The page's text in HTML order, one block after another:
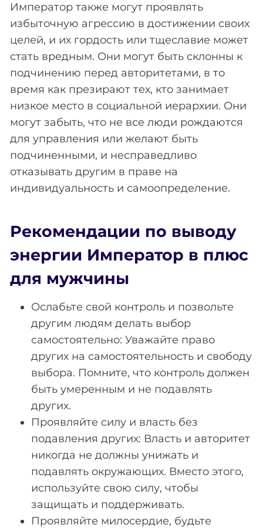
Император также могут проявлять
избыточную агрессию в достижении своих
целей, и их гордость или тщеславие может
стать вредным. Они могут быть склонны к
подчинению перед авторитетами, в то
время как презирают тех, кто занимает
низкое место в социальной иерархии. Они
могут забыть, что не все люди рождаются
для управления или желают быть
подчиненными, и несправедливо
отказывать другим в праве на
индивидуальность и самоопределение.
Рекомендации по выводу
энергии Император в плюс
для мужчины
Ослабьте свой контроль и позвольте
другим людям делать выбор
самостоятельно: Уважайте право
других на самостоятельность и свободу
выбора. Помните, что контроль должен
быть умеренным и не подавлять
других.
Проявляйте силу и власть без
подавления других: Власть и авторитет
никогда не должны унижать и
подавлять окружающих. Вместо этого,
используйте свою силу, чтобы
защищать и поддерживать.
Проявляйте милосердие, будьте